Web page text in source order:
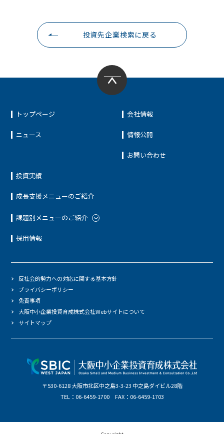
投資先企業検索に戻る
トップページ
ニュース
投資実績
成長支援メニューのご紹介
課題別メニューのご紹介
採用情報
会社情報
情報公開
お問い合わせ
〒530-6128 大阪市北区中之島3-3-23 中之島ダイビル28階
TEL：06-6459-1700 FAX：06-6459-1703
反社会的勢力への対応に関する基本方針
プライバシーポリシー
免責事項
大阪中小企業投資育成株式会社Webサイトについて
サイトマップ